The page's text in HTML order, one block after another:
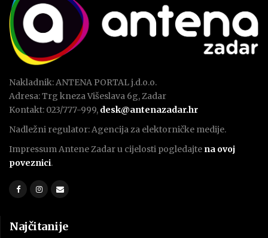
Nakladnik: ANTENA PORTAL j.d.o.o.
Adresa: Trg kneza Višeslava 6g, Zadar
Kontakt: 023/777-999, desk@antenazadar.hr
Nadležni regulator: Agencija za elektorničke medije.
Impressum Antene Zadar u cijelosti pogledajte na ovoj
poveznici.
Najčitanije